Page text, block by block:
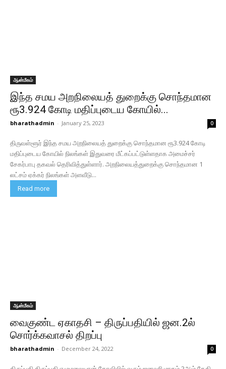
ஆன்மீகம்
இந்த சமய அறநிலையத் துறைக்கு சொந்தமான
ரூ3.924 கோடி மதிப்புடைய கோயில்...
bharathadmin - January 25, 2023 0
திருவள்ளூர் இந்த சமய அறநிலையத் துறைக்கு சொந்தமான ரூ3.924 கோடி
மதிப்புடைய கோயில் நிலங்கள் இதுவரை மீட்கப்பட்டுள்ளதாக அமைச்சர்
சேகர்பாபு தகவல் தெரிவித்துள்ளார். அறநிலையத்துறைக்கு சொந்தமான 1
லட்சம் ஏக்கர் நிலங்கள் அளவீடு...
Read more
ஆன்மீகம்
வைகுண்ட ஏகாதசி – திருப்பதியில் ஜன.2ல்
சொர்க்கவாசல் திறப்பு
bharathadmin - December 24, 2022 0